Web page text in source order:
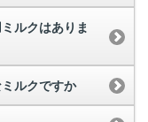
ルクはありま
ルクですか